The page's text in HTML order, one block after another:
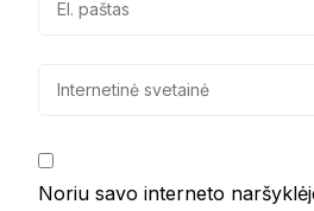
Noriu savo interneto